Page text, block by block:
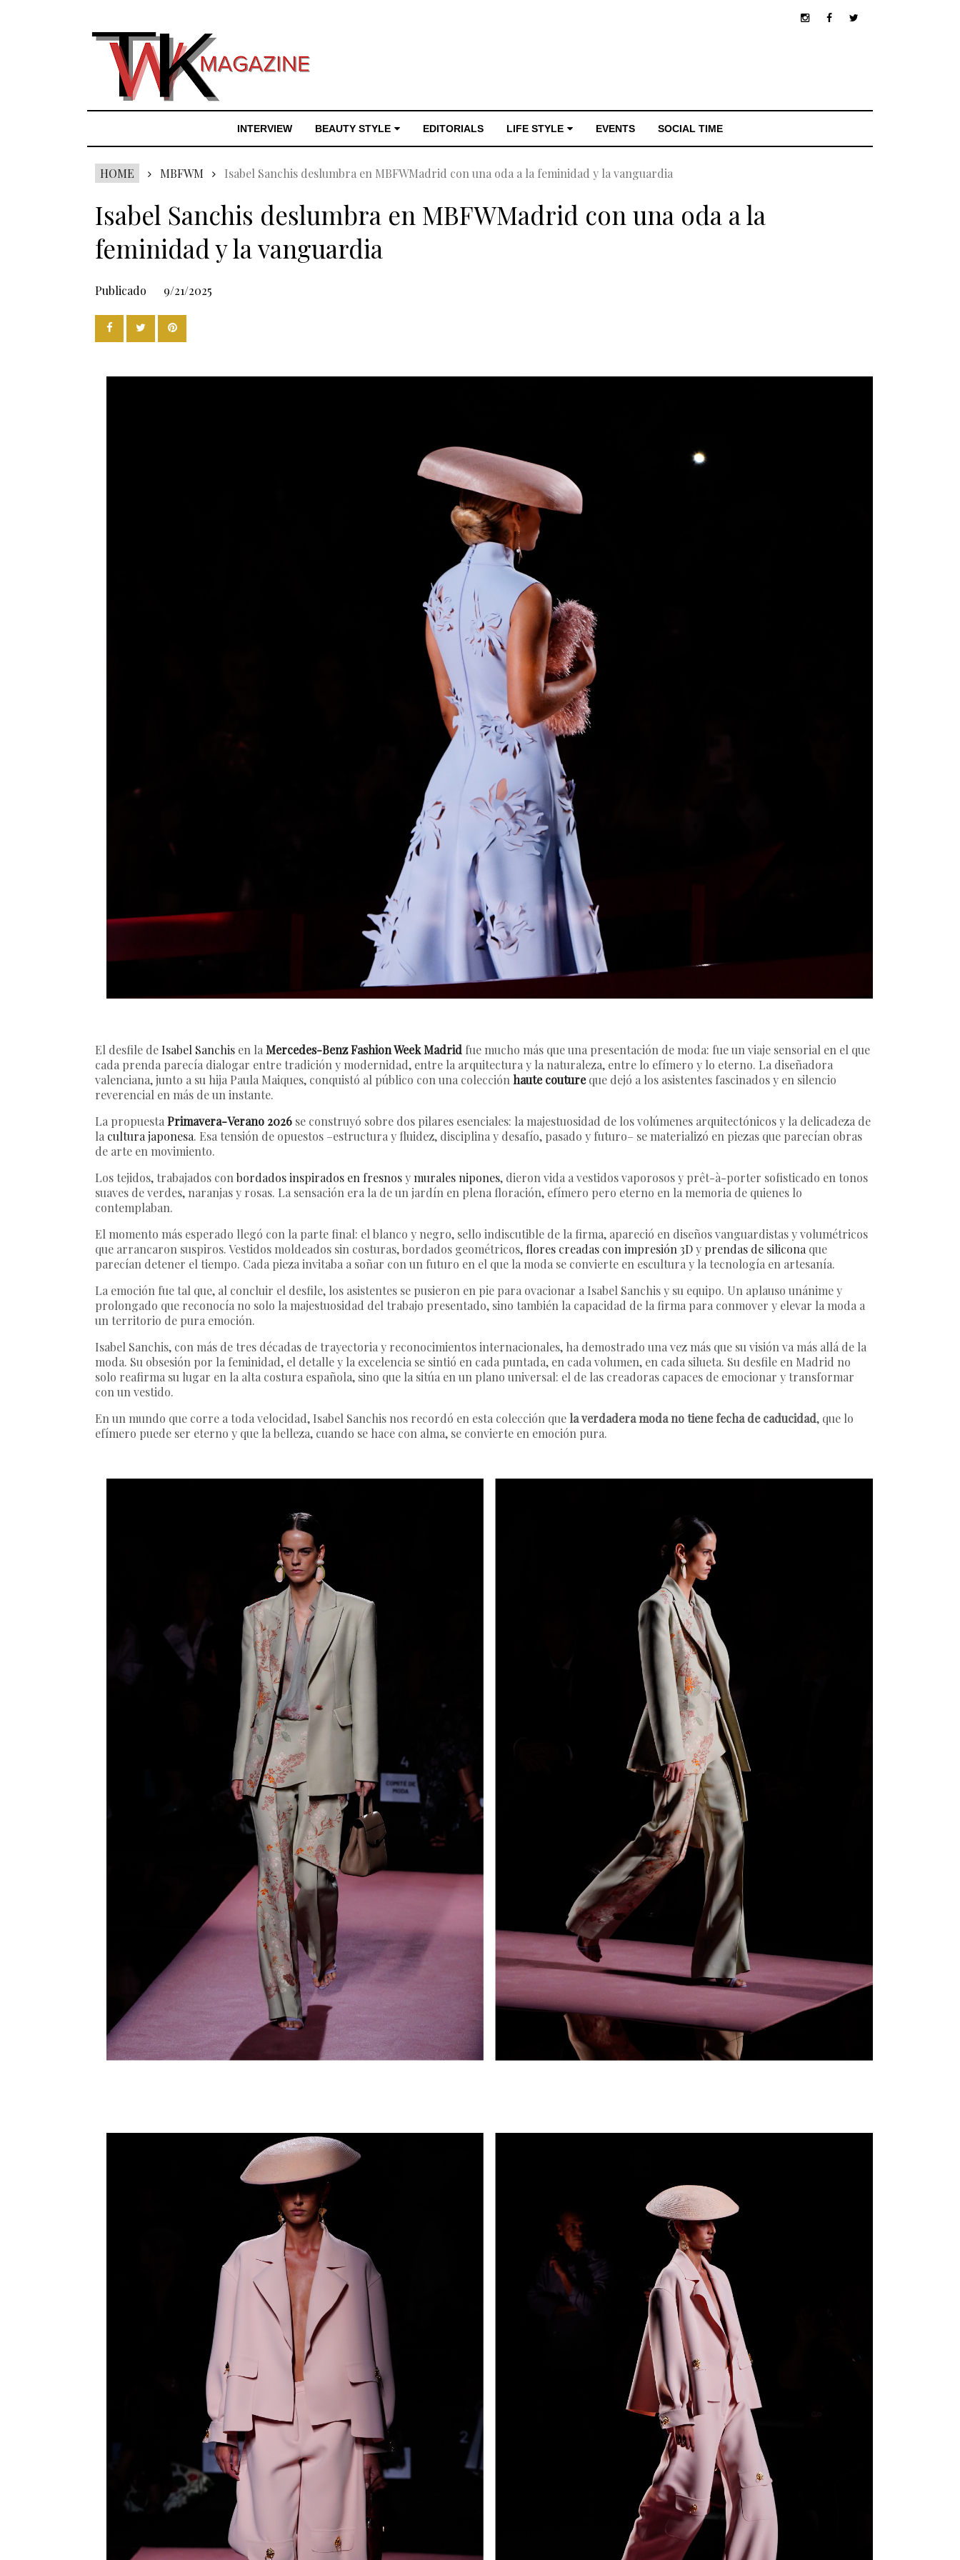
INTERVIEW BEAUTY STYLE EDITORIALS LIFE STYLE EVENTS SOCIAL TIME
HOME MBFWM Isabel Sanchis deslumbra en MBFWMadrid con una oda a la feminidad y la vanguardia
Isabel Sanchis deslumbra en MBFWMadrid con una oda a la
feminidad y la vanguardia
Publicado 9/21/2025
El desfile de Isabel Sanchis en la Mercedes-Benz Fashion Week Madrid fue mucho más que una presentación de moda: fue un viaje sensorial en el que
cada prenda parecía dialogar entre tradición y modernidad, entre la arquitectura y la naturaleza, entre lo efímero y lo eterno. La diseñadora
valenciana, junto a su hija Paula Maiques, conquistó al público con una colección haute coutureque dejó a los asistentes fascinados y en silencio
reverencial en más de un instante.
La propuesta Primavera-Verano 2026 se construyó sobre dos pilares esenciales: la majestuosidad de los volúmenes arquitectónicos y la delicadeza de
la cultura japonesa. Esa tensión de opuestos –estructura y fluidez, disciplina y desafío, pasado y futuro– se materializó en piezas que parecían obras
de arte en movimiento.
Los tejidos, trabajados con bordados inspirados en fresnosymurales nipones, dieron vida a vestidos vaporosos y prêt-à-porter sofisticado en tonos
suaves de verdes, naranjas y rosas. La sensación era la de un jardín en plena floración, efímero pero eterno en la memoria de quienes lo
contemplaban.
El momento más esperado llegó con la parte final: el blanco y negro, sello indiscutible de la firma, apareció en diseños vanguardistas y volumétricos
que arrancaron suspiros. Vestidos moldeados sin costuras, bordados geométricos, flores creadas con impresión 3Dy prendas de silicona que
parecían detener el tiempo. Cada pieza invitaba a soñar con un futuro en el que la moda se convierte en escultura y la tecnología en artesanía.
La emoción fue tal que, al concluir el desfile, los asistentes se pusieron en pie para ovacionar a Isabel Sanchis y su equipo. Un aplauso unánime y
prolongado que reconocía no solo la majestuosidad del trabajo presentado, sino también la capacidad de la firma para conmover y elevar la moda a
un territorio de pura emoción.
Isabel Sanchis, con más de tres décadas de trayectoria y reconocimientos internacionales, ha demostrado una vez más que su visión va más allá de la
moda. Su obsesión por la feminidad, el detalle y la excelencia se sintió en cada puntada, en cada volumen, en cada silueta. Su desfile en Madrid no
solo reafirma su lugar en la alta costura española, sino que la sitúa en un plano universal: el de las creadoras capaces de emocionar y transformar
con un vestido.
En un mundo que corre a toda velocidad, Isabel Sanchis nos recordó en esta colección quela verdadera moda no tiene fecha de caducidad, que lo
efímero puede ser eterno y que la belleza, cuando se hace con alma, se convierte en emoción pura.